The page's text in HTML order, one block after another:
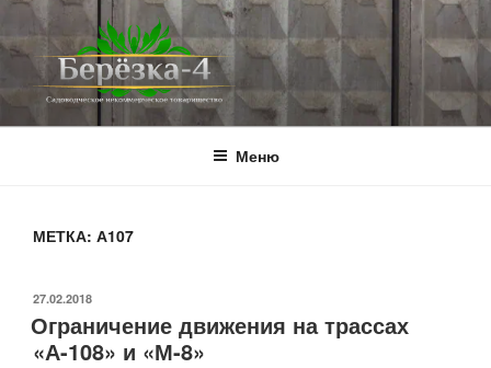
Перейти
к
содержимому
BEREZKA4.RU
СНТ Берёзка-4
Меню
МЕТКА: А107
ОПУБЛИКОВАНО
27.02.2018
Ограничение движения на трассах
«А-108» и «М-8»